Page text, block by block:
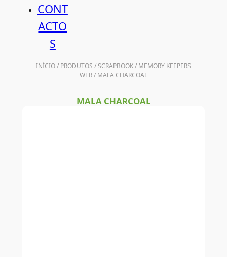
CONT
ACTO
S
INÍCIO/ PRODUTOS /SCRAPBOOK/ MEMORY KEEPERS
WER/ MALA CHARCOAL
MALA CHARCOAL